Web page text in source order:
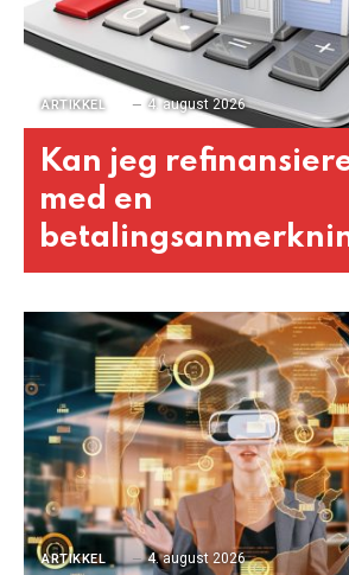
ARTIKKEL 4. august 2026
Kan jeg
med en
ARTIKKEL 4. august 2026